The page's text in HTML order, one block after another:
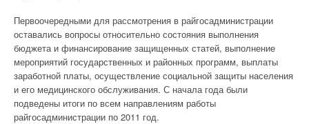
Первоочередными для рассмотрения в райгосадминистрации
оставались вопросы относительно состояния выполнения
бюджета и финансирование защищенных статей, выполнение
мероприятий государственных и районных программ, выплаты
заработной платы, осуществление социальной защиты населения
и его медицинского обслуживания. С начала года были
подведены итоги по всем направлениям работы
райгосадминистрации по 2011 год.